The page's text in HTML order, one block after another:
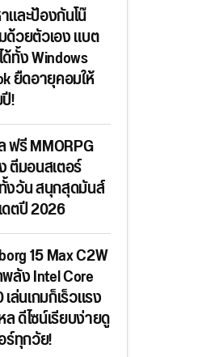
ละป้องกันโน๊
วยตัวเอง แบต
ทั้ง Windows
ยืดอายุคอมให้
!
ฟรี MMORPG
ตีมอนสเตอร์
งวัน สนุกสุดมันส์
ตปี 2026
15 Max C2W
ลัง Intel Core
ล่นเกมก็เร็วแรง
ดีไซน์เรียบง่ายดู
ร์ทุกวัย!